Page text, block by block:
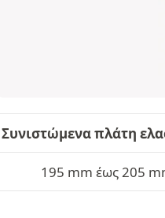
Συνιστώμενα πλάτη
195 mm έως 205